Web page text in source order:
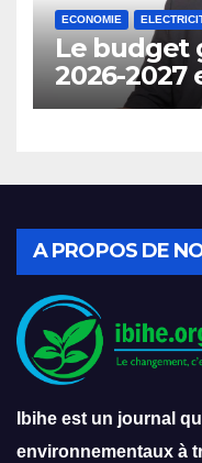
ECONOMIE
Le budget
2026-2027
prévoit
A PROPOS DE
Ibihe est un journal
environnementaux à